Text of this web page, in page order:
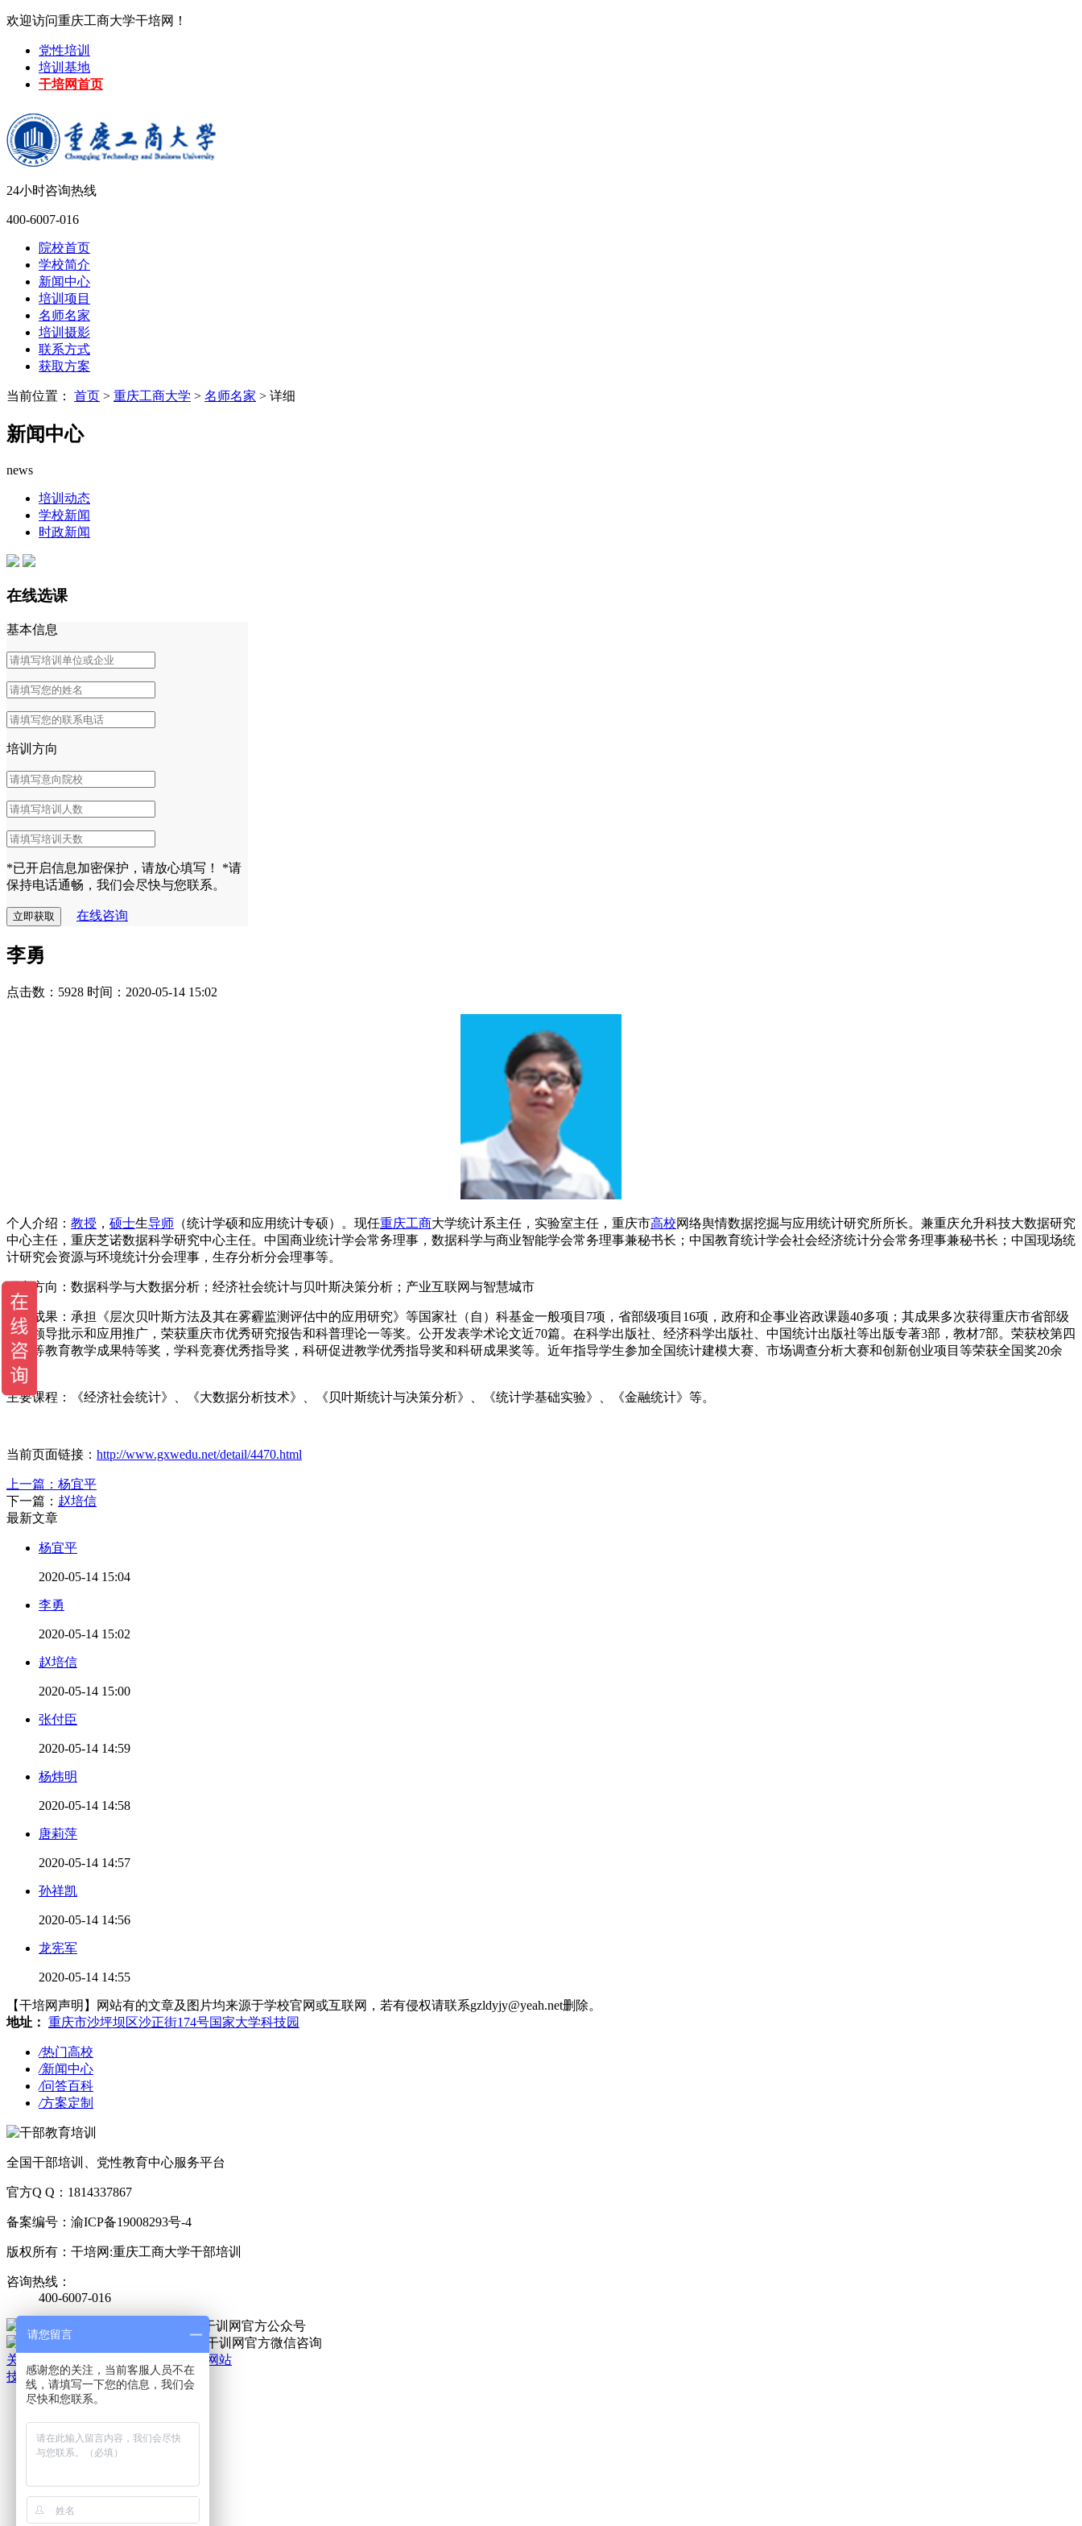
欢迎访问重庆工商大学干培网！
党性培训
培训基地
干培网首页
24小时咨询热线
400-6007-016
院校首页
学校简介
新闻中心
培训项目
名师名家
培训摄影
联系方式
获取方案
当前位置： 首页 > 重庆工商大学 > 名师名家 > 详细
新闻中心
news
培训动态
学校新闻
时政新闻
在线选课
基本信息
培训方向
*已开启信息加密保护，请放心填写！
*请
保持电话通畅，我们会尽快与您联系。
在线咨询
李勇
点击数：5928 时间：2020-05-14 15:02
个人介绍： 教授 ， 硕士生导师 （统计学硕和应用统计专硕）。现任重庆工商大学统计系主任，实验室主任，重庆市高校网络舆情数据挖掘与应用统计研究所所长。兼重庆允升科技大数据研究
中心主任，重庆芝诺数据科学研究中心主任。中国商业统计学会常务理事，数据科学与商业智能学会常务理事兼秘书长；中国教育统计学会社会经济统计分会常务理事兼秘书长；中国现场统
计研究会资源与环境统计分会理事，生存分析分会理事等。
研究方向：数据科学与大数据分析；经济社会统计与贝叶斯决策分析；产业互联网与智慧城市
研究成果：承担《层次贝叶斯方法及其在雾霾监测评估中的应用研究》等国家社（自）科基金一般项目7项，省部级项目16项，政府和企事业咨政课题40多项；其成果多次获得重庆市省部级
以上领导批示和应用推广，荣获重庆市优秀研究报告和科普理论一等奖。公开发表学术论文近70篇。在科学出版社、经济科学出版社、中国统计出版社等出版专著3部，教材7部。荣获校第四
届高等教育教学成果特等奖，学科竞赛优秀指导奖，科研促进教学优秀指导奖和科研成果奖等。近年指导学生参加全国统计建模大赛、市场调查分析大赛和创新创业项目等荣获全国奖20余
项。
主要课程：《经济社会统计》、《大数据分析技术》、《贝叶斯统计与决策分析》、《统计学基础实验》、《金融统计》等。
当前页面链接： http://www.gxwedu.net/detail/4470.html
上一篇： 杨宜平
下一篇： 赵培信
最新文章
杨宜平
2020-05-14 15:04
李勇
2020-05-14 15:02
赵培信
2020-05-14 15:00
张付臣
2020-05-14 14:59
杨炜明
2020-05-14 14:58
唐莉萍
2020-05-14 14:57
孙祥凯
2020-05-14 14:56
龙宪军
2020-05-14 14:55
【干培网声明】网站有的文章及图片均来源于学校官网或互联网，若有侵权请联系gzldyjy@yeah.net删除。
地址： 重庆市沙坪坝区沙正街174号国家大学科技园
/热门高校
/新闻中心
/问答百科
/方案定制
全国干部培训、党性教育中心服务平台
官方Q Q：1814337867
备案编号：渝ICP备19008293号-4
版权所有：干培网:重庆工商大学干部培训
咨询热线：
400-6007-016
关于我们
手机网站
技术支持：干培网
请您留言
感谢您的关注，当前客服人员不在
线，请填写一下您的信息，我们会
尽快和您联系。